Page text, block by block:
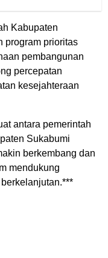
Kabupaten
program prioritas
pembangunan
percepatan
kesejahteraan
antara pemerintah
Sukabumi
berkembang dan
mendukung